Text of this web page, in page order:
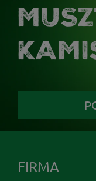
FIRMA